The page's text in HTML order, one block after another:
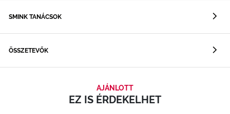
SMINK TANÁCSOK
ÖSSZETEVŐK
AJÁNLOTT
EZ IS ÉRDEKELHET